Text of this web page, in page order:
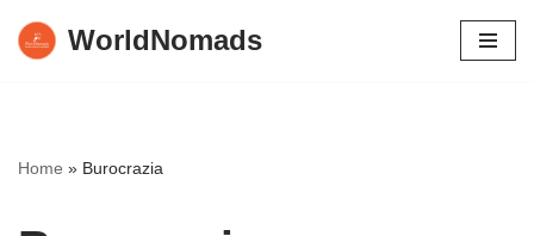
Vai
WorldNomads
Home » Burocrazia